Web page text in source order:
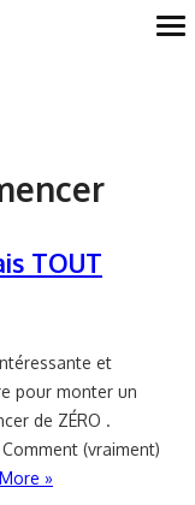
TOUT
et
pour monter un
de ZÉRO .
(vraiment)
»